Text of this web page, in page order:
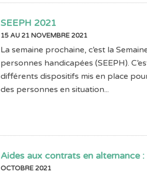
SEEPH 2021
15 AU 21 NOVEMBRE 2021
La semaine prochaine, c’est la
personnes handicapées (SEEPH).
différents dispositifs mis en place
des personnes en situation...
Aides aux contrats en alternance
OCTOBRE 2021